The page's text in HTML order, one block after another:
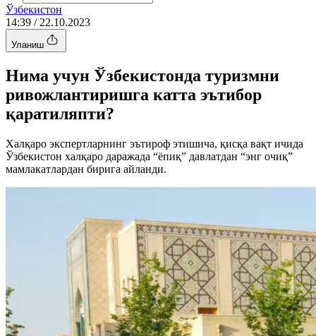
Ўзбекистон
14:39 / 22.10.2023
Уланиш
Нима учун Ўзбекистонда туризмни
ривожлантиришга катта эътибор
қаратиляпти?
Халқаро экспертларнинг эътироф этишича, қисқа вақт ичида
Ўзбекистон халқаро даражада “ёпиқ” давлатдан “энг очиқ”
мамлакатлардан бирига айланди.